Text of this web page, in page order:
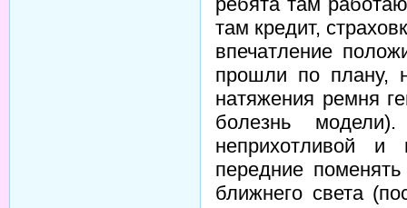
там кредит,
впечатление
прошли по плану,
натяжения ремня
болезнь
неприхотливой и
передние
ближнего света